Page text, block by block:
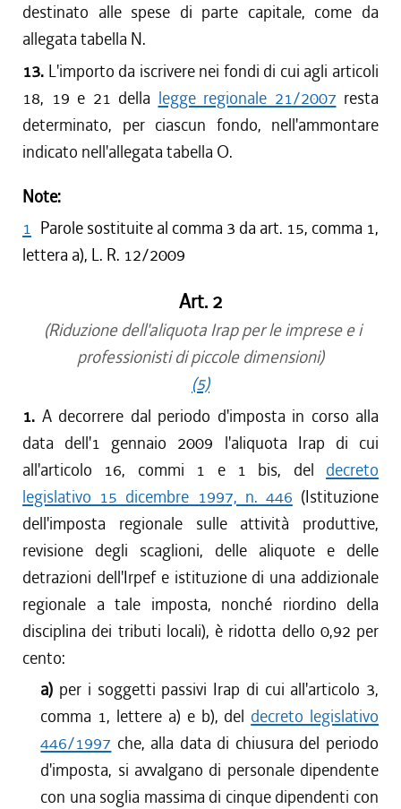
destinato alle spese di parte capitale, come da
allegata tabella N.
13. L'importo da iscrivere nei fondi di cui agli articoli
18, 19 e 21 della legge regionale 21/2007 resta
determinato, per ciascun fondo, nell'ammontare
indicato nell'allegata tabella O.
Note:
1 Parole sostituite al comma 3 da art. 15, comma 1,
lettera a), L. R. 12/2009
Art. 2
(Riduzione dell'aliquota Irap per le imprese e i
professionisti di piccole dimensioni)
(5)
1. A decorrere dal periodo d'imposta in corso alla
data dell'1 gennaio 2009 l'aliquota Irap di cui
all'articolo 16, commi 1 e 1 bis, del decreto
legislativo 15 dicembre 1997, n. 446 (Istituzione
dell'imposta regionale sulle attività produttive,
revisione degli scaglioni, delle aliquote e delle
detrazioni dell'Irpef e istituzione di una addizionale
regionale a tale imposta, nonché riordino della
disciplina dei tributi locali), è ridotta dello 0,92 per
cento:
a) per i soggetti passivi Irap di cui all'articolo 3,
comma 1, lettere a) e b), del decreto legislativo
446/1997 che, alla data di chiusura del periodo
d'imposta, si avvalgano di personale dipendente
con una soglia massima di cinque dipendenti con